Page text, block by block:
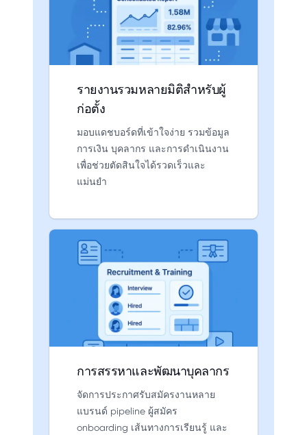
รายงานรวมหลายมิติสำหรับผู้
ก่อตั้ง
มอบแดชบอร์ดที่เข้าใจง่าย รวมข้อมูล
การเงิน บุคลากร และการดำเนินงาน
เพื่อช่วยตัดสินใจได้รวดเร็วและ
แม่นยำ
การสรรหาและพัฒนาบุคลากร
จัดการประกาศรับสมัครงานหลาย
แบรนด์ pipeline ผู้สมัคร
onboarding เส้นทางการเรียนรู้ และ